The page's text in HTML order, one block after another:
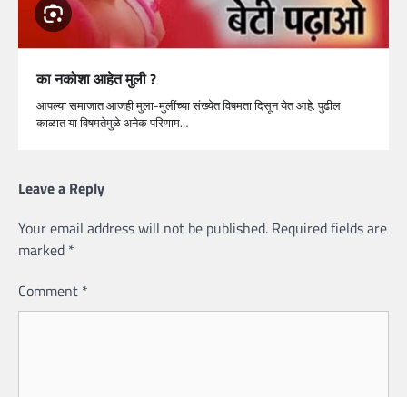
का नकोशा आहेत मुली ?
आपल्या समाजात आजही मुला-मुलींच्या संख्येत विषमता दिसून येत आहे. पुढील
काळात या विषमतेमुळे अनेक परिणाम…
Leave a Reply
Your email address will not be published. Required fields are
marked *
Comment *